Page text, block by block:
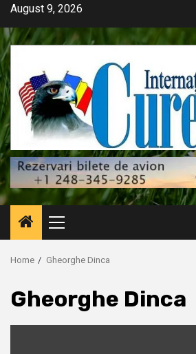
Skip
content
August 9, 2026
Primary
Menu
Home Gheorghe Dinca
Gheorghe Dinca